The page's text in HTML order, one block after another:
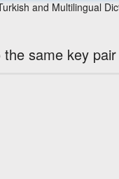
and Multilingual
same key